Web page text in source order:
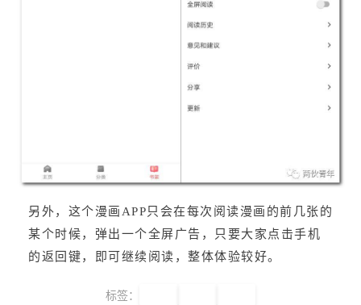
另外，这个漫画APP只会在每次阅读漫画的前几张的
某个时候，弹出一个全屏广告，只要大家点击手机
的返回键，即可继续阅读，整体体验较好。
标签：